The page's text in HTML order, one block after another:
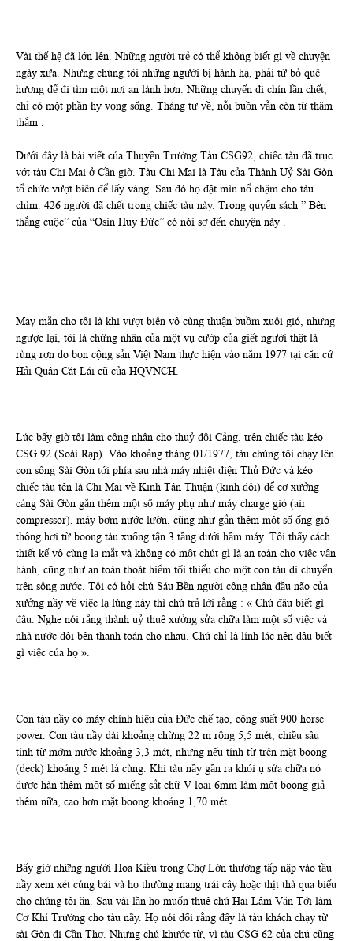
Vài thế hệ đã lớn lên. Những người trẻ có thể không biết gì về chuyện
ngày xưa. Nhưng chúng tôi những người bị hành hạ, phải từ bỏ quê
hương để đi tìm một nơi an lành hơn. Những chuyến đi chín lần chết,
chỉ có một phần hy vọng sống. Tháng tư về, nỗi buồn vẫn còn từ thăm
thẳm .
Dưới đây là bài viết của Thuyền Trưởng Tàu CSG92, chiếc tàu đã trục
vớt tàu Chi Mai ở Cần giờ. Tàu Chi Mai là Tàu của Thành Uỷ Sài Gòn
tổ chức vượt biên để lấy vàng. Sau đó họ đặt mìn nổ chậm cho tàu
chìm. 426 người đã chết trong chiếc tàu này. Trong quyển sách ” Bên
thắng cuộc” của “Osin Huy Đức” có nói sơ đến chuyện này .
May mắn cho tôi là khi vượt biên vô cùng thuận buồm xuôi gió, nhưng
ngược lại, tôi là chứng nhân của một vụ cướp của giết người thật là
rùng rợn do bọn cộng sản Việt Nam thực hiện vào năm 1977 tại căn cứ
Hải Quân Cát Lái cũ của HQVNCH.
Lúc bấy giờ tôi làm công nhân cho thuỷ đội Cảng, trên chiếc tàu kéo
CSG 92 (Soài Rạp). Vào khoảng tháng 01/1977, tàu chúng tôi chạy lên
con sông Sài Gòn tới phía sau nhà máy nhiệt điện Thủ Đức và kéo
chiếc tàu tên là Chi Mai về Kinh Tân Thuận (kinh đôi) để cơ xưởng
cảng Sài Gòn gắn thêm một số máy phụ như máy charge gió (air
compressor), máy bơm nước lườn, cũng như gắn thêm một số ống gió
thông hơi từ boong tàu xuống tận 3 tầng dưới hầm máy. Tôi thấy cách
thiết kế vô cùng lạ mắt và không có một chút gì là an toàn cho việc vận
hành, cũng như an toàn thoát hiểm tối thiểu cho một con tàu di chuyển
trên sông nước. Tôi có hỏi chú Sáu Bền người công nhân đầu não của
xưởng nầy về việc lạ lùng này thì chú trả lời rằng : « Chú đâu biết gì
đâu. Nghe nói rằng thành uỷ thuê xưởng sửa chữa làm một số việc và
nhà nước đôi bên thanh toán cho nhau. Chú chỉ là lính lác nên đâu biết
gì việc của họ ».
Con tàu nầy có máy chính hiệu của Đức chế tạo, công suất 900 horse
power. Con tàu nầy dài khoảng chừng 22 m rộng 5,5 mét, chiều sâu
tính từ mớm nước khoảng 3,3 mét, nhưng nếu tính từ trên mặt boong
(deck) khoảng 5 mét là cùng. Khi tàu nầy gần ra khỏi ụ sửa chữa nó
được hàn thêm một số miếng sắt chữ V loại 6mm làm một boong giả
thêm nữa, cao hơn mặt boong khoảng 1,70 mét.
Bấy giờ những người Hoa Kiều trong Chợ Lớn thường tấp nập vào tầu
nầy xem xét cúng bái và họ thường mang trái cây hoặc thịt thà qua biếu
cho chúng tôi ăn. Sau vài lần họ muốn thuê chú Hai Lâm Văn Tới làm
Cơ Khí Trưởng cho tàu nầy. Họ nói dối rằng đấy là tàu khách chạy từ
sài Gòn đi Cần Thơ. Nhưng chú khước từ, vì tàu CSG 62 của chú cũng